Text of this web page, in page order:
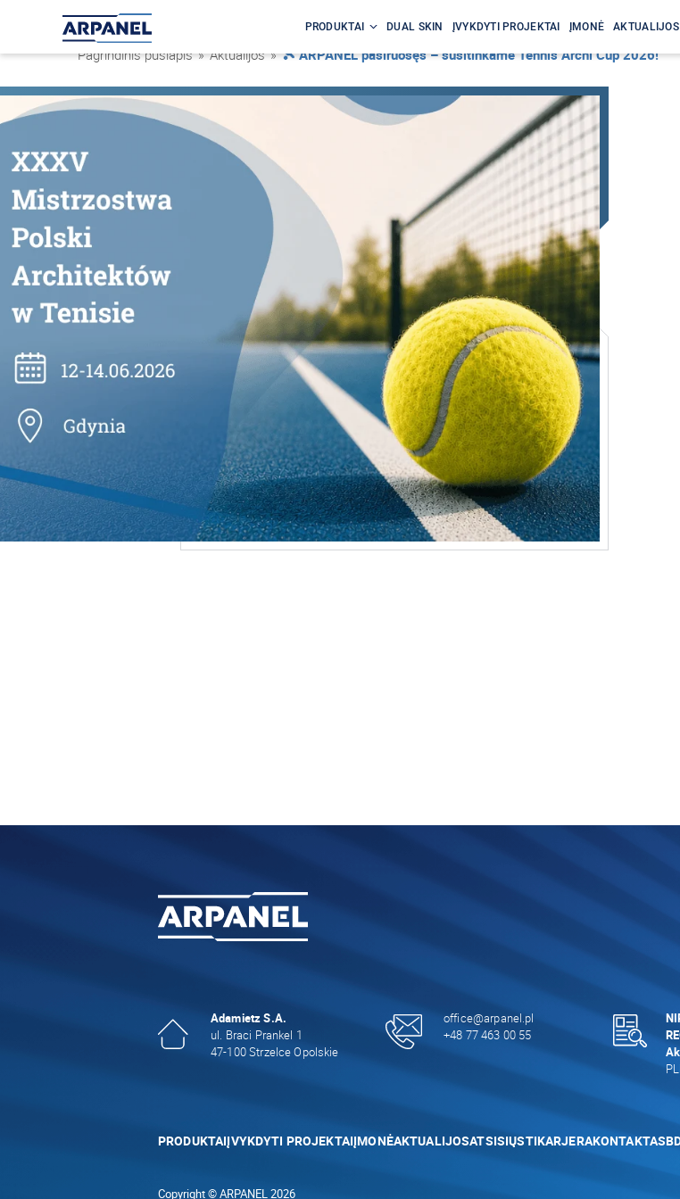
PRODUKTAI DUAL SKIN ĮVYKDYTI PROJEKTAI ĮMONĖ AKTUALIJOS
Pagrindinis puslapis » Aktualijos »🎾 ARPANEL pasiruošęs – susitinkame Tennis Archi Cup 2026!
Adamietz S.A.
ul. Braci Prankel 1
47-100 Strzelce Opolskie
office@arpanel.pl
+48 77 463 00 55
PRODUKTAIĮVYKDYTI PROJEKTAIĮMONĖAKTUALIJOSATSISIŲSTIKARJERAKONTAKTAS
Copyright © ARPANEL 2026